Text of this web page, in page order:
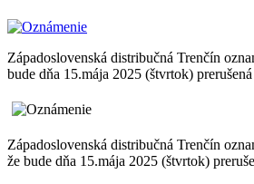
Západoslovenská distribučná Trenčín
bude dňa 15.mája 2025 (štvrtok)
Západoslovenská distribučná Trenčín
že bude dňa 15.mája 2025 (štvrtok)